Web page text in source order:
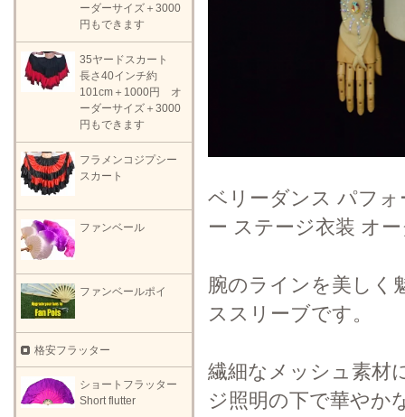
ベリーダンス パフ
ー ステージ衣装 オ
腕のラインを美しく
ススリーブです。
繊細なメッシュ素材
ジ照明の下で華やか
ーダーサイズ＋3000
円もできます
35ヤードスカート
長さ40インチ約
101cm＋1000円 オ
ーダーサイズ＋3000
円もできます
フラメンコジプシー
スカート
ファンベール
ファンベールポイ
格安フラッター
ショートフラッター
Short flutter